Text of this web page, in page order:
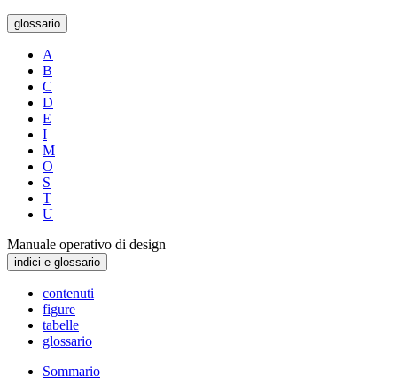
glossario
A
B
C
D
E
I
M
O
S
T
U
Manuale operativo di design
indici e glossario
contenuti
figure
tabelle
glossario
Sommario